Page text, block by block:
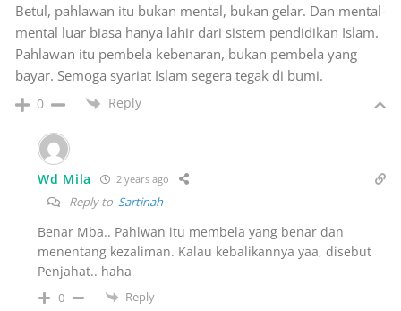
Betul, pahlawan itu bukan mental, bukan gelar. Dan mental-
mental luar biasa hanya lahir dari sistem pendidikan Islam.
Pahlawan itu pembela kebenaran, bukan pembela yang
bayar. Semoga syariat Islam segera tegak di bumi.
0 Reply
Wd Mila 2 years ago
Reply to Sartinah
Benar Mba.. Pahlwan itu membela yang benar dan
menentang kezaliman. Kalau kebalikannya yaa, disebut
Penjahat.. haha
0 Reply